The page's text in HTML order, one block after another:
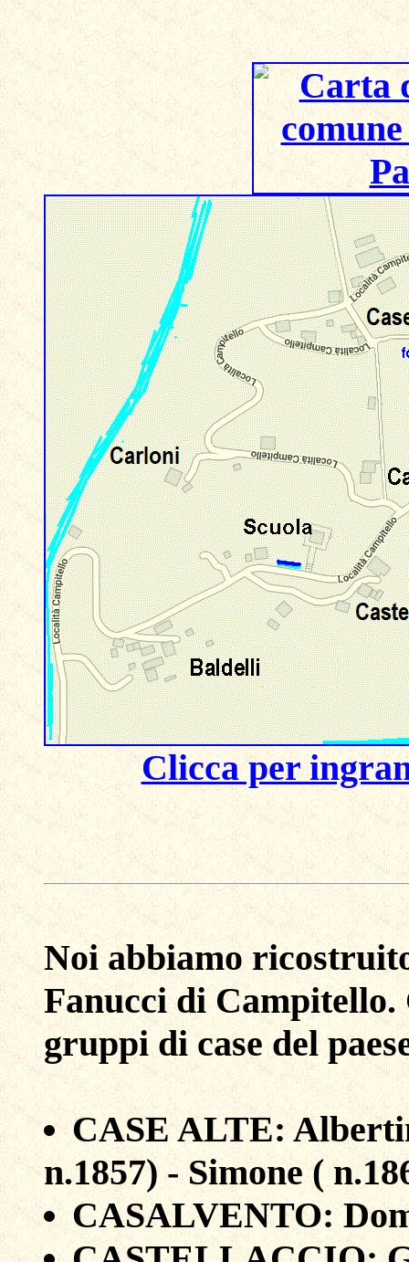
Clicca per
Noi abbiamo
Fanucci di
gruppi di case del
CASE ALTE:
n.1857) - Simone (
CASALVENTO: